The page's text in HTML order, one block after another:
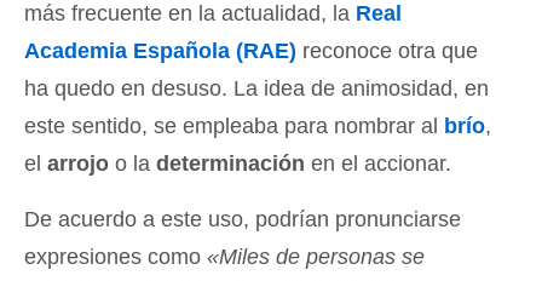
más frecuente en la actualidad, la Real
Academia Española (RAE) reconoce otra que
ha quedo en desuso. La idea de animosidad, en
este sentido, se empleaba para nombrar al brío,
el arrojo o la determinación en el accionar.
De acuerdo a este uso, podrían pronunciarse
expresiones como «Miles de personas se